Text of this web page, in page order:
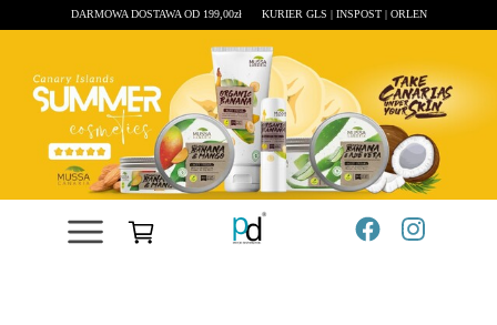
KURIER GLS | INSPOST | ORLEN
DARMOWA DOSTAWA OD 199,00zł